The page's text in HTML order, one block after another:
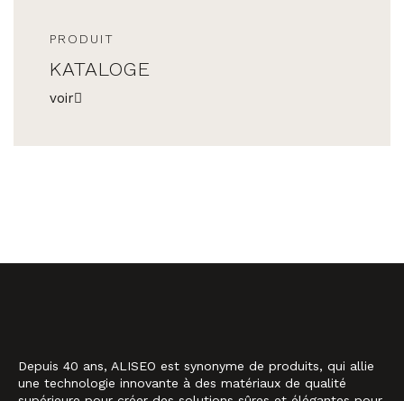
PRODUIT
KATALOGE
voir
Depuis 40 ans, ALISEO est synonyme de produits, qui allie
une technologie innovante à des matériaux de qualité